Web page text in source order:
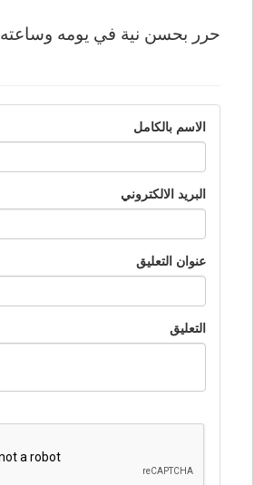
حرر بحسن نية في يومه وساعته
الاسم بالكامل
البريد الالكتروني
عنوان التعليق
التعليق